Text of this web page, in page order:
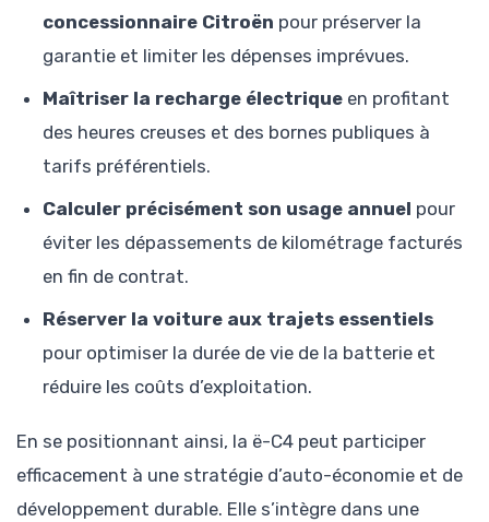
concessionnaire Citroën pour préserver la
garantie et limiter les dépenses imprévues.
Maîtriser la recharge électrique en profitant
des heures creuses et des bornes publiques à
tarifs préférentiels.
Calculer précisément son usage annuel pour
éviter les dépassements de kilométrage facturés
en fin de contrat.
Réserver la voiture aux trajets essentiels
pour optimiser la durée de vie de la batterie et
réduire les coûts d’exploitation.
En se positionnant ainsi, la ë-C4 peut participer
efficacement à une stratégie d’auto-économie et de
développement durable. Elle s’intègre dans une